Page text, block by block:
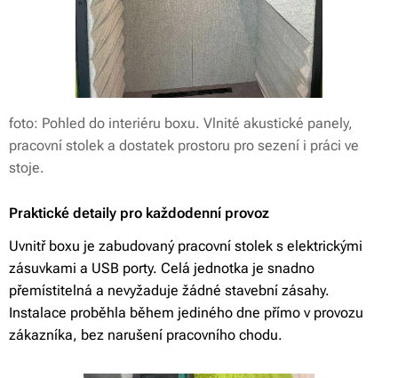
foto: Pohled do interiéru boxu. Vlnité akustické panely,
pracovní stolek a dostatek prostoru pro sezení i práci ve
stoje.
Praktické detaily pro každodenní provoz
Uvnitř boxu je zabudovaný pracovní stolek s elektrickými
zásuvkami a USB porty. Celá jednotka je snadno
přemístitelná a nevyžaduje žádné stavební zásahy.
Instalace proběhla během jediného dne přímo v provozu
zákazníka, bez narušení pracovního chodu.